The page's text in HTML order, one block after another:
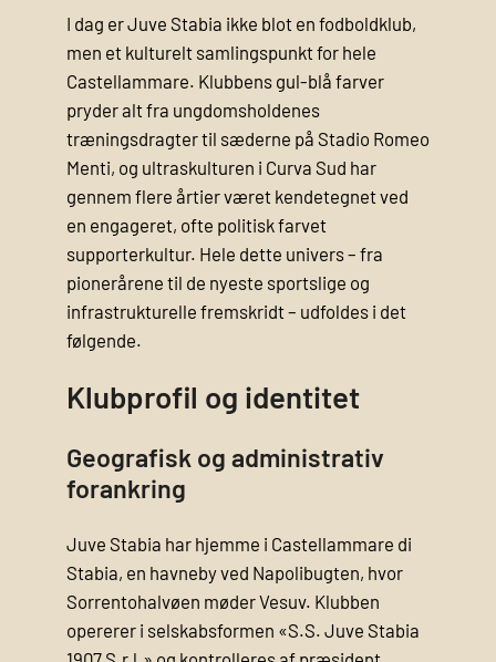
I dag er Juve Stabia ikke blot en fodboldklub,
men et kulturelt samlingspunkt for hele
Castellammare. Klubbens gul-blå farver
pryder alt fra ungdoms­holdenes
træningsdragter til sæderne på Stadio Romeo
Menti, og ultraskulturen i Curva Sud har
gennem flere årtier været kendetegnet ved
en engageret, ofte politisk farvet
supporterkultur. Hele dette univers – fra
pionerårene til de nyeste sportslige og
infrastrukturelle fremskridt – udfoldes i det
følgende.
Klubprofil og identitet
Geografisk og administrativ
forankring
Juve Stabia har hjemme i Castellammare di
Stabia, en havneby ved Napoli­bugten, hvor
Sorrento­halvøen møder Vesuv. Klubben
opererer i selskabsformen «S.S. Juve Stabia